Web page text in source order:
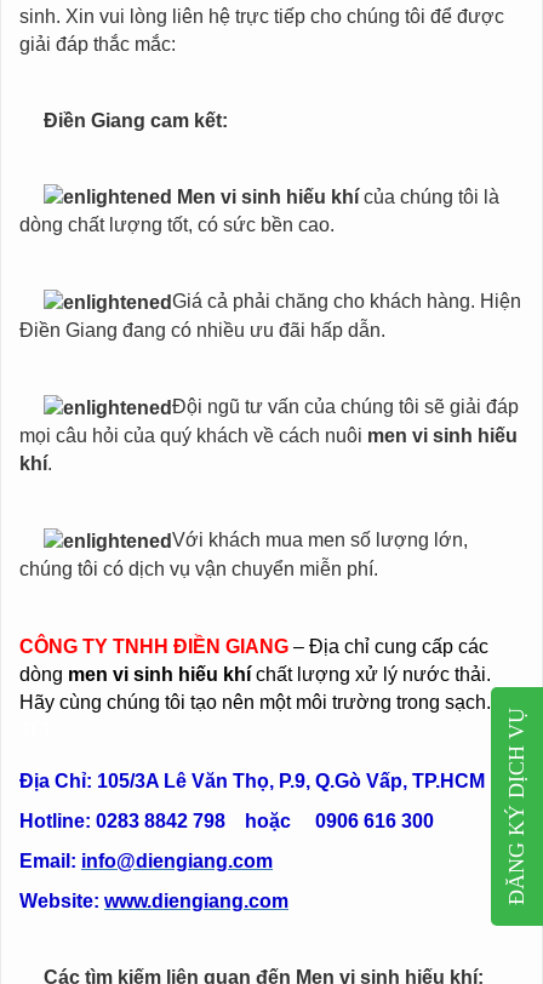
sinh. Xin vui lòng liên hệ trực tiếp cho chúng tôi để được
giải đáp thắc mắc:
Điền Giang cam kết:
Men vi sinh hiếu khí của chúng tôi là
dòng chất lượng tốt, có sức bền cao.
Giá cả phải chăng cho khách hàng. Hiện
Điền Giang đang có nhiều ưu đãi hấp dẫn.
Đội ngũ tư vấn của chúng tôi sẽ giải đáp
mọi câu hỏi của quý khách về cách nuôi men vi sinh hiếu
khí.
Với khách mua men số lượng lớn,
chúng tôi có dịch vụ vận chuyển miễn phí.
CÔNG TY TNHH ĐIỀN GIANG – Địa chỉ cung cấp các
dòng men vi sinh hiếu khí chất lượng xử lý nước thải.
Hãy cùng chúng tôi tạo nên một môi trường trong sạch.
Địa Chỉ: 105/3A Lê Văn Thọ, P.9, Q.Gò Vấp, TP.HCM
Hotline: 0283 8842 798 hoặc 0906 616 300
Email: info@diengiang.com
Website: www.diengiang.com
Các tìm kiếm liên quan đến Men vi sinh hiếu khí:
ĐĂNG KÝ DỊCH VỤ